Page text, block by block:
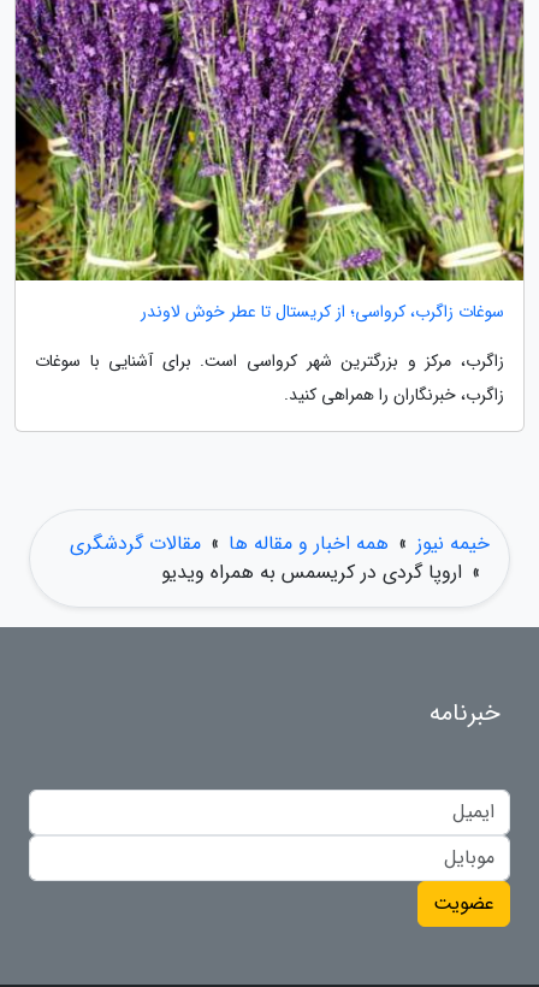
سوغات زاگرب، کرواسی؛ از کریستال تا عطر خوش لاوندر
زاگرب، مرکز و بزرگترین شهر کرواسی است. برای آشنایی با سوغات
زاگرب، خبرنگاران را همراهی کنید.
خیمه نیوز » همه اخبار و مقاله ها » مقالات گردشگری
» اروپا گردی در کریسمس به همراه ویدیو
خبرنامه
عضویت